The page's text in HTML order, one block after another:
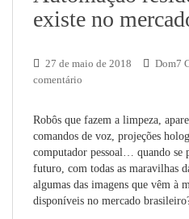
existe no
27 de maio de 2018 Dom7
comentário
Robôs que fazem a limpeza,
comandos de voz, projeções
computador pessoal… quando se
futuro, com todas as maravilhas
algumas das imagens que vêm à
disponíveis no mercado